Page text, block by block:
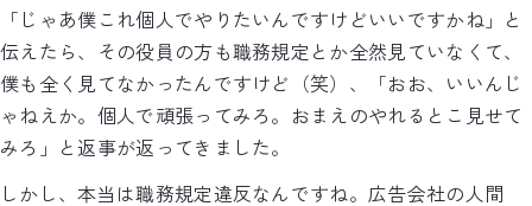
「じゃあ僕これ個人でやりたいんですけどいいですかね」と
伝えたら、その役員の方も職務規定とか全然見ていなくて、
僕も全く見てなかったんですけど（笑）、「おお、いいんじ
ゃねえか。個人で頑張ってみろ。おまえのやれるとこ見せて
みろ」と返事が返ってきました。
しかし、本当は職務規定違反なんですね。広告会社の人間